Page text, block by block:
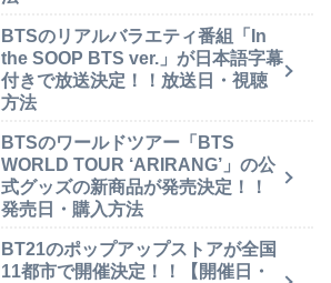
BTSのリアルバラエティ番組「In
the SOOP BTS ver.」が日本語字幕
付きで放送決定！！放送日・視聴
方法
BTSのワールドツアー「BTS
WORLD TOUR ‘ARIRANG’」の公
式グッズの新商品が発売決定！！
発売日・購入方法
BT21のポップアップストアが全国
11都市で開催決定！！【開催日・